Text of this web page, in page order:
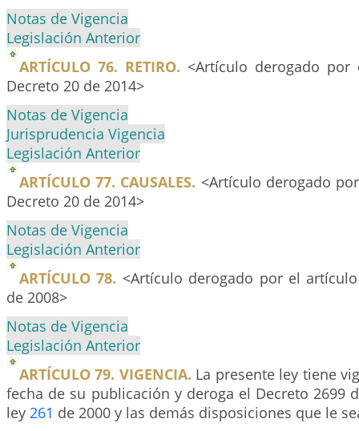
Notas de Vigencia
Legislación Anterior
ARTÍCULO 76. RETIRO. <Artículo derogado
Decreto 20 de 2014>
Notas de Vigencia
Jurisprudencia Vigencia
Legislación Anterior
ARTÍCULO 77. CAUSALES. <Artículo derogado
Decreto 20 de 2014>
Notas de Vigencia
Legislación Anterior
ARTÍCULO 78. <Artículo derogado por el
de 2008>
Notas de Vigencia
Legislación Anterior
ARTÍCULO 79. VIGENCIA. La presente ley tiene
fecha de su publicación y deroga el Decreto 2699
ley 261 de 2000 y las demás disposiciones que le